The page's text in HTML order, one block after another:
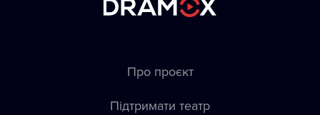
Про проєкт
Підтримати театр